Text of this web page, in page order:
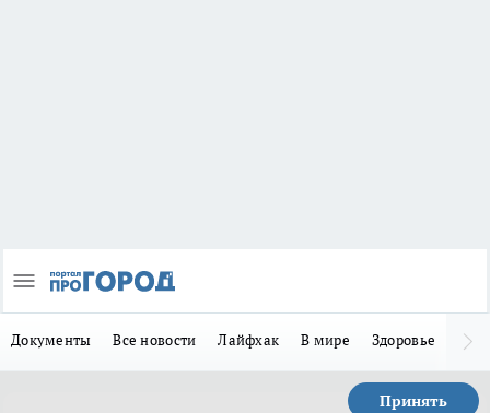
Документы Все новости Лайфхак В мире Здоровье
Принять